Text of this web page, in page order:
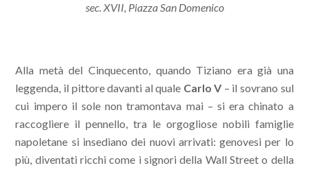
sec. XVII, Piazza San Domenico
Alla metà del Cinquecento, quando Tiziano era già una
leggenda, il pittore davanti al quale Carlo V – il sovrano sul
cui impero il sole non tramontava mai – si era chinato a
raccogliere il pennello, tra le orgogliose nobili famiglie
napoletane si insediano dei nuovi arrivati: genovesi per lo
più, diventati ricchi come i signori della Wall Street o della